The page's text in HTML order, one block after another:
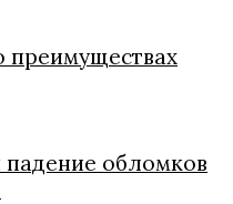
преимуществах
обломков